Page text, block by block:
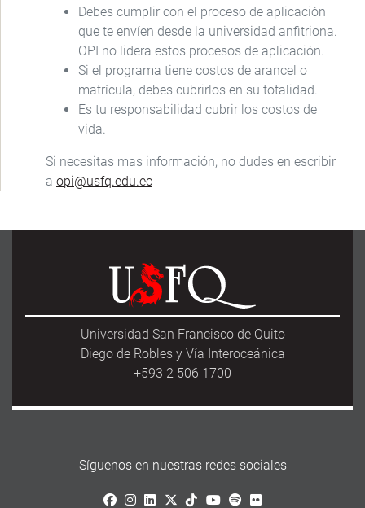
Debes cumplir con el proceso de aplicación
que te envíen desde la universidad anfitriona.
OPI no lidera estos procesos de aplicación.
Si el programa tiene costos de arancel o
matrícula, debes cubrirlos en su totalidad.
Es tu responsabilidad cubrir los costos de
vida.
Si necesitas mas información, no dudes en escribir
a opi@usfq.edu.ec
Universidad San Francisco de Quito
Diego de Robles y Vía Interoceánica
+593 2 506 1700
Síguenos en nuestras redes sociales